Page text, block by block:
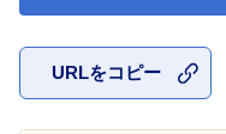
URLをコピー